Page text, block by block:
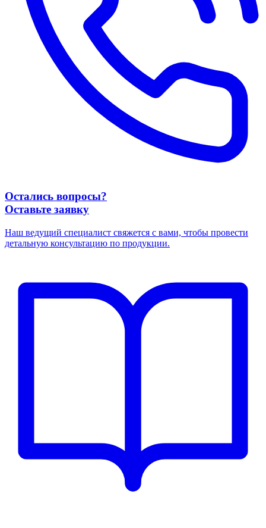
Остались вопросы?
Оставьте заявку
Наш ведущий специалист свяжется с вами, чтобы провести
детальную консультацию по продукции.